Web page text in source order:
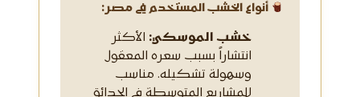
أنواع الخشب المستخدم في مصر:
خشب الموسكي: الأكثر
انتشاراً بسبب سعره المعقول
وسهولة تشكيله. مناسب
للمشاريع المتوسطة في الحدائق